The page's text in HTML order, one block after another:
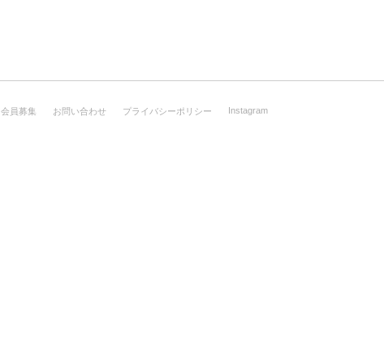
会員募集 お問い合わせ プライバシーポリシー Instagram